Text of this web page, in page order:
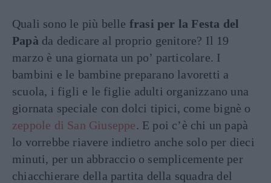
Quali sono le più belle frasi per la Festa del
Papà da dedicare al proprio genitore? Il 19
marzo è una giornata un po’ particolare. I
bambini e le bambine preparano lavoretti a
scuola, i figli e le figlie adulti organizzano una
giornata speciale con dolci tipici, come bignè o
zeppole di San Giuseppe. E poi c’è chi un papà
lo vorrebbe riavere indietro anche solo per dieci
minuti, per un abbraccio o semplicemente per
chiacchierare della partita della squadra del